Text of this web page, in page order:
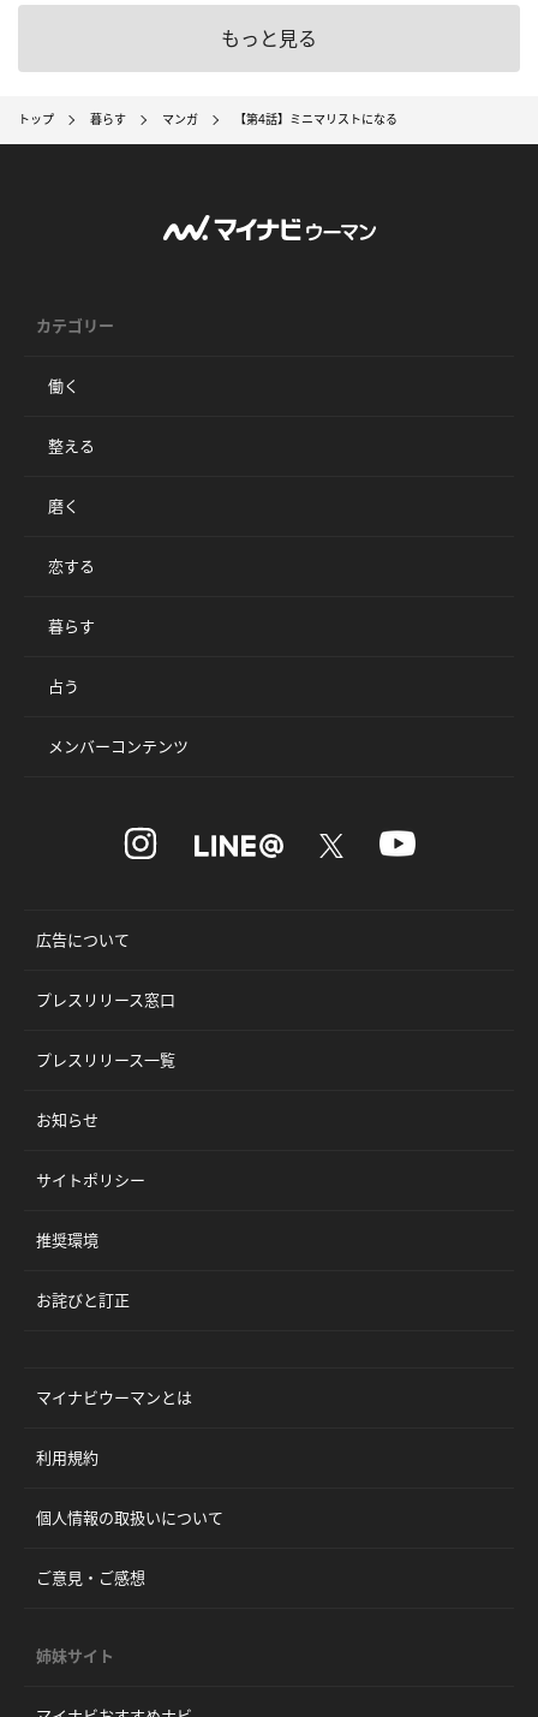
もっと見る
トップ 暮らす マンガ 【第4話】ミニマリストになる
カテゴリー
働く
整える
磨く
恋する
暮らす
占う
メンバーコンテンツ
広告について
プレスリリース窓口
プレスリリース一覧
お知らせ
サイトポリシー
推奨環境
お詫びと訂正
マイナビウーマンとは
利用規約
個人情報の取扱いについて
ご意見・ご感想
姉妹サイト